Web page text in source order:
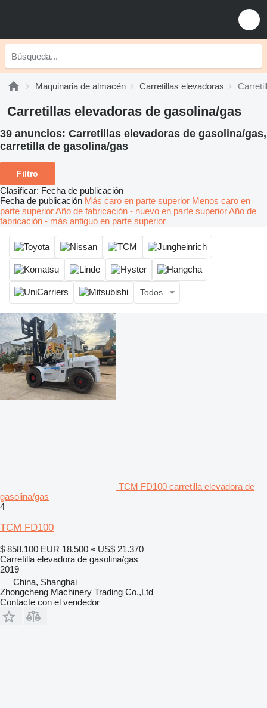
Maquinaria de almacén Carretillas elevadoras
Carretillas elevadoras de gasolina/gas
39 anuncios: Carretillas elevadoras de gasolina/gas,
carretilla de gasolina/gas
Filtro
Clasificar: Fecha de publicación
Fecha de publicación Más caro en parte superior Menos caro en
parte superiorAño de fabricación - nuevo en parte superiorAño de
fabricación - más antiguo en parte superior
Todos
TCM FD100 carretilla elevadora de
gasolina/gas
4
TCM FD100
$ 858.100 EUR 18.500 ≈ US$ 21.370
Carretilla elevadora de gasolina/gas
2019
China, Shanghai
Zhongcheng Machinery Trading Co.,Ltd
Contacte con el vendedor